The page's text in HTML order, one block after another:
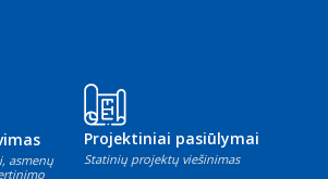
asmenų
Projektiniai pasiūlymai
Statinių projektų viešinimas